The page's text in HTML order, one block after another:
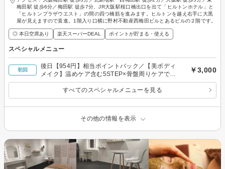
梅田駅 徒歩6分／梅田駅 徒歩7分、JR大阪駅桜口橋出口を出て「ヒルトンホテル」と
「ヒルトンプラザウエスト」の間の四つ橋筋を進みます。ヒルトンを越え右手に大黒
屋が見えますので直進。1階入り口横に野村不動産西梅田ビルとあるビルの２階です。
◎ 本日空席あり 楽天スーパーDEAL ポイントが貯まる・使える
スペシャルメニュー
初回
後日【954円】相当ポイントバック／【美ボディ
メイク】温めケア含む5STEP×骨盤周りケアでス
ッキリ！代謝サポート◎80分￥3000
￥3,000
すべてのスペシャルメニューを見る
その他の情報を表示